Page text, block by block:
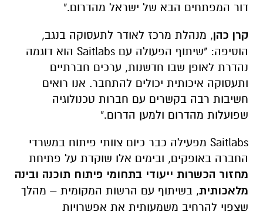
דור המפתחים הבא של ישראל מהדרום."
קרן כהן, מנהלת מרכז לאודר לתעסוקה בנגב,
הוסיפה:
"שיתוף הפעולה עם Saitlabs הוא דוגמה
נהדרת לאופן שבו חדשנות, ערכים חברתיים
ותעסוקה איכותית יכולים להתחבר. אנו רואים
חשיבות רבה בקשרים עם חברות טכנולוגיה
שפועלות מהדרום ולמען הדרום."
Saitlabs מפעילה כבר כיום צוותי פיתוח במשרדי
החברה באופקים, ובימים אלו שוקדת על פתיחת
מחזור הכשרות ייעודי בתחומי פיתוח תוכנה ובינה
מלאכותית, בשיתוף עם הרשות המקומית – מהלך
שצפוי להרחיב משמעותית את אפשרויות